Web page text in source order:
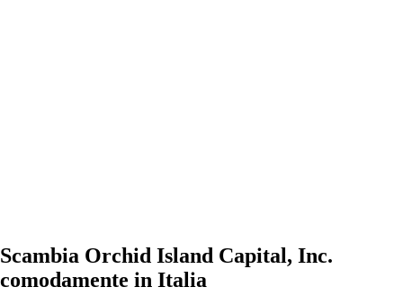
Scambia Orchid Island Capital, Inc.
comodamente in Italia